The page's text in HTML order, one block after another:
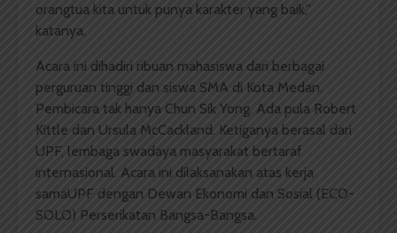
orangtua kita untuk punya karakter yang baik,”
katanya.
Acara ini dihadiri ribuan mahasiswa dari berbagai
perguruan tinggi dan siswa SMA di Kota Medan.
Pembicara tak hanya Chun Sik Yong. Ada pula Robert
Kittle dan Ursula McCackland. Ketiganya berasal dari
UPF, lembaga swadaya masyarakat bertaraf
internasional. Acara ini dilaksanakan atas kerja
samaUPF dengan Dewan Ekonomi dan Sosial (ECO-
SOLO) Perserikatan Bangsa-Bangsa.